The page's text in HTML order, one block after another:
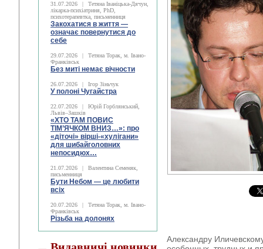
31.07.2026 |
Тетяна Іваніцька-Дячун,
лікарка-психіатриня, PhD,
психотерапевтка, письменниця
Закохатися в життя —
означає повернутися до
себе
29.07.2026 |
Тетяна Торак, м. Івано-
Франківськ
Без миті немає вічности
26.07.2026 | Ігор Зіньчук
У полоні Чугайстра
22.07.2026 |
Юрій Горблянський,
Львів–Зашків
«ХТО ТАМ ПОВИС
ТІМ’ЯЧКОМ ВНИЗ…»: про
«діточі» вірші-«хулігани»
для шибайголовних
непосидюх…
21.07.2026 |
Валентина Семеняк,
письменниця
Бути Небом ― це любити
всіх
20.07.2026 |
Тетяна Торак, м. Івано-
Франківськ
Різьба на долонях
Александру